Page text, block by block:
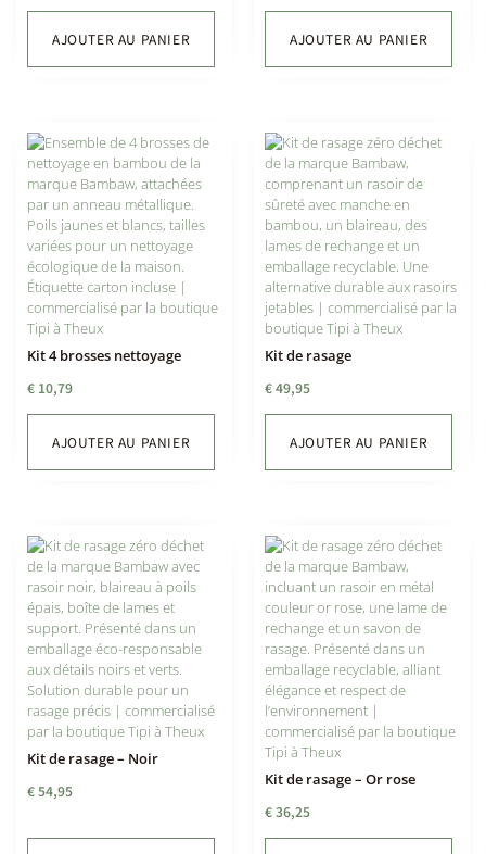
AJOUTER AU PANIER AJOUTER AU PANIER
Kit 4 brosses nettoyage
€ 10,79
AJOUTER AU PANIER
Kit de rasage
€49,95
AJOUTER AU PANIER
Kit de rasage – Noir
€54,95
Kit de rasage – Or rose
€36,25